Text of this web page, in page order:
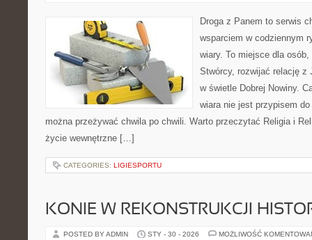
Droga z Panem to serwis
wsparciem w codziennym
wiary. To miejsce dla
Stwórcy, rozwijać relację
w świetle Dobrej Nowiny.
wiara nie jest przypisem
można przeżywać chwila po chwili. Warto przeczytać Religia i
życie wewnętrzne […]
CATEGORIES: LIGIESPORTU
KONIE W REKONSTRUKCJI
POSTED BY ADMIN STY - 30 - 2026 MOŻLIWOŚĆ